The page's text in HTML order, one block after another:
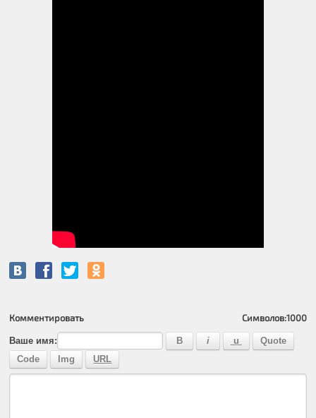
Комментировать Символов:1000
Ваше имя: